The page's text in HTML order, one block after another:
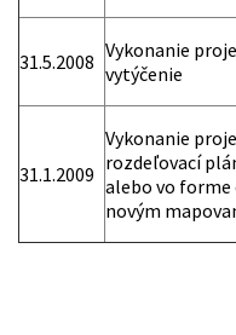
31.5.2008 Vykonanie
vytýčenie
31.1.2009
Vykonanie
rozdeľovací
alebo vo
novým